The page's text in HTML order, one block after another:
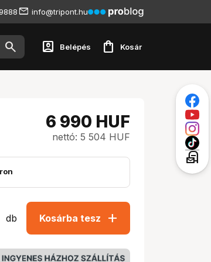
info@tripont.hu
account_box Belépés shopping_bag Kosár
6 990 HUF
nettó: 5 504 HUF
db Kosárba tesz add
local_post_office